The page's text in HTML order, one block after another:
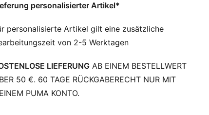
Standard-Jacke
personalisierter Artikel*
personalisierte Artikel gilt eine zusätzliche
von 2-5 Werktagen
LIEFERUNG AB EINEM BESTELLWERT
50 €. 60 TAGE RÜCKGABERECHT NUR MIT
PUMA KONTO.